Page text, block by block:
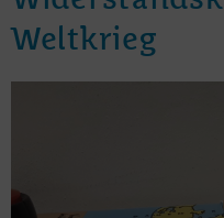
Weltkrieg